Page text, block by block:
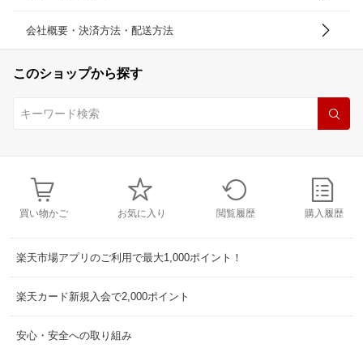
会社概要・決済方法・配送方法
このショップから探す
買い物かご お気に入り 閲覧履歴 購入履歴
楽天市場アプリのご利用で最大1,000ポイント！
楽天カード新規入会で2,000ポイント
安心・安全への取り組み